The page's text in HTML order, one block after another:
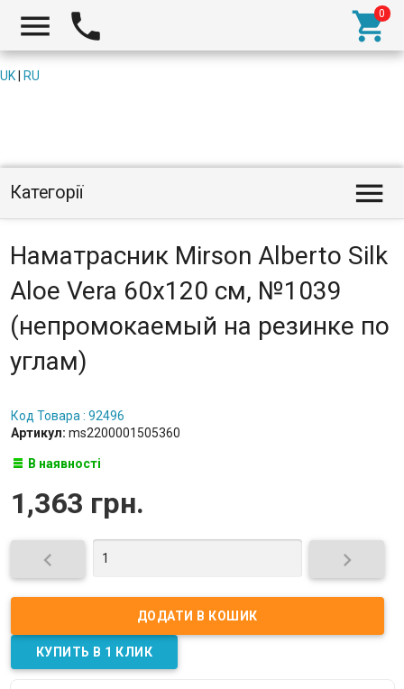
  
UK RU
Категорії 
Наматрасник Mirson Alberto Silk
Aloe Vera 60x120 см, №1039
(непромокаемый на резинке по
углам)
Код Товара : 92496
Артикул: ms2200001505360
В наявності
1,363 грн.
 